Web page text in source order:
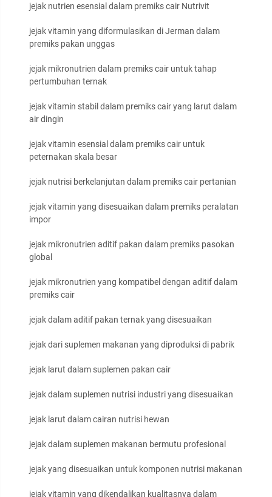
jejak nutrien esensial dalam premiks cair Nutrivit
jejak vitamin yang diformulasikan di Jerman dalam
premiks pakan unggas
jejak mikronutrien dalam premiks cair untuk tahap
pertumbuhan ternak
jejak vitamin stabil dalam premiks cair yang larut dalam
air dingin
jejak vitamin esensial dalam premiks cair untuk
peternakan skala besar
jejak nutrisi berkelanjutan dalam premiks cair pertanian
jejak vitamin yang disesuaikan dalam premiks peralatan
impor
jejak mikronutrien aditif pakan dalam premiks pasokan
global
jejak mikronutrien yang kompatibel dengan aditif dalam
premiks cair
jejak dalam aditif pakan ternak yang disesuaikan
jejak dari suplemen makanan yang diproduksi di pabrik
jejak larut dalam suplemen pakan cair
jejak dalam suplemen nutrisi industri yang disesuaikan
jejak larut dalam cairan nutrisi hewan
jejak dalam suplemen makanan bermutu profesional
jejak yang disesuaikan untuk komponen nutrisi makanan
jejak vitamin yang dikendalikan kualitasnya dalam